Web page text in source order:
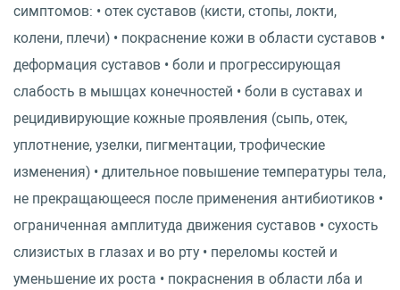
симптомов: • отек суставов (кисти, стопы, локти,
колени, плечи) • покраснение кожи в области суставов •
деформация суставов • боли и прогрессирующая
слабость в мышцах конечностей • боли в суставах и
рецидивирующие кожные проявления (сыпь, отек,
уплотнение, узелки, пигментации, трофические
изменения) • длительное повышение температуры тела,
не прекращающееся после применения антибиотиков •
ограниченная амплитуда движения суставов • сухость
слизистых в глазах и во рту • переломы костей и
уменьшение их роста • покраснения в области лба и